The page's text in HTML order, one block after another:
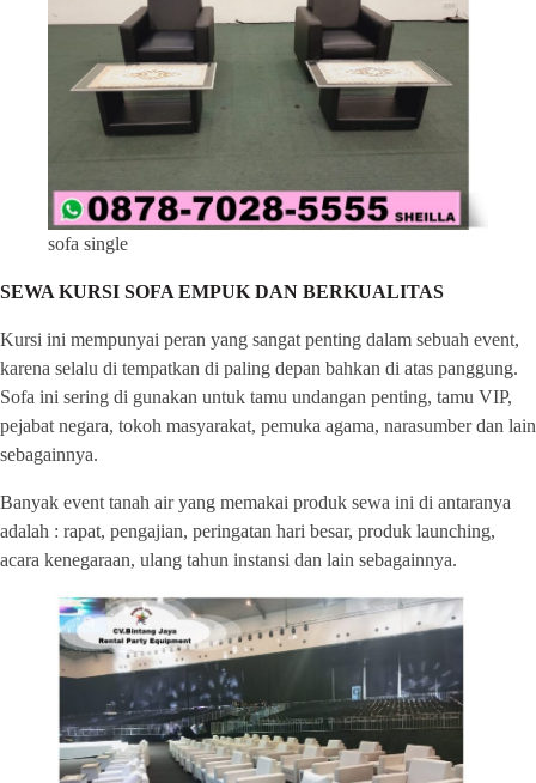
sofa single
SEWA KURSI SOFA EMPUK DAN BERKUALITAS
Kursi ini mempunyai peran yang sangat penting dalam sebuah event,
karena selalu di tempatkan di paling depan bahkan di atas panggung.
Sofa ini sering di gunakan untuk tamu undangan penting, tamu VIP,
pejabat negara, tokoh masyarakat, pemuka agama, narasumber dan lain
sebagainnya.
Banyak event tanah air yang memakai produk sewa ini di antaranya
adalah : rapat, pengajian, peringatan hari besar, produk launching,
acara kenegaraan, ulang tahun instansi dan lain sebagainnya.